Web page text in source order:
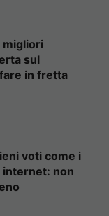
migliori
sul
in fretta
voti come i
internet: non